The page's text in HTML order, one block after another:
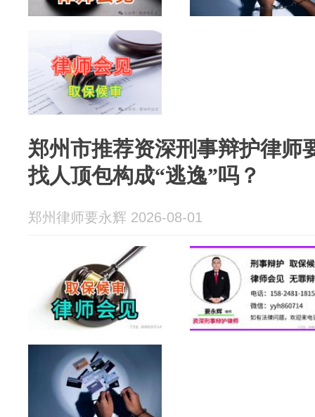
郑州市推荐资深刑事辩护律师
找人顶包构成“逃逸”吗？
郑州律师要永辉 2026-08-01